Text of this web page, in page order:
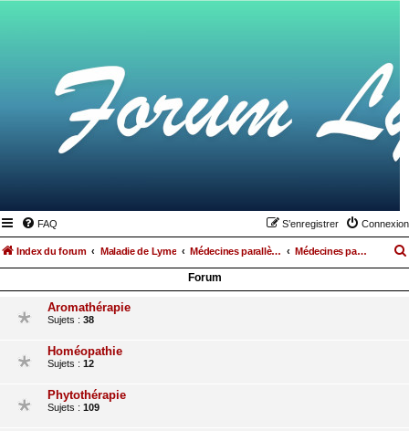
FAQ Connexion
S’enregistrer
Index du forum Maladie de Lyme Médecines parallèles, alimentation et hygiène de vie Médecines parallèles
Forum
Aromathérapie
Sujets : 38
Homéopathie
Sujets : 12
Phytothérapie
Sujets : 109